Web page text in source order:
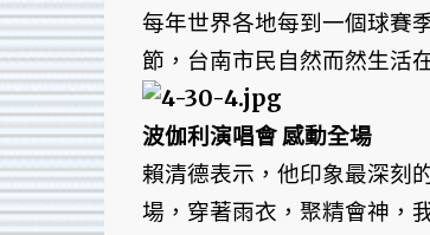
每年世界各地每到一個球賽
節，台南市民自然而然生活
波伽利演唱會 感動全場
賴清德表示，他印象最深刻
場，穿著雨衣，聚精會神，